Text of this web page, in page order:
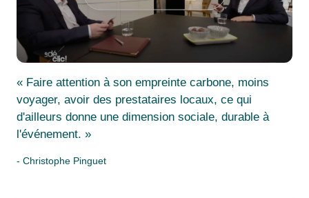
« Faire attention à son empreinte carbone, moins
voyager, avoir des prestataires locaux, ce qui
d'ailleurs donne une dimension sociale, durable à
l'événement. »
- Christophe Pinguet